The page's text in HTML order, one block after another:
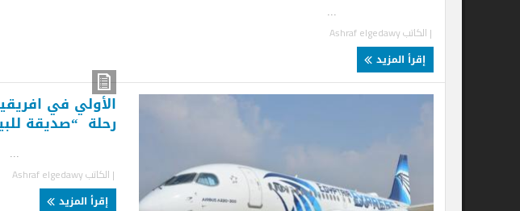
Ashraf elgedawy
الأولي في افريقيا ..
رحلة “صديقة للبيئة ”
| الكاتب Ashraf elgedawy
إقرأ المزيد